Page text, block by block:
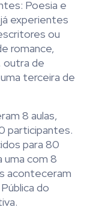
Poesia e
experientes
ou
romance,
outra de
terceira de
8 aulas,
participantes.
para 80
uma com 8
aconteceram
do